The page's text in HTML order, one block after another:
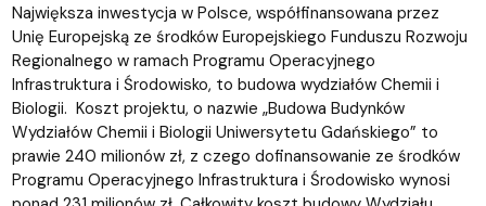
Największa inwestycja w Polsce, współfinansowana przez
Unię Europejską ze środków Europejskiego Funduszu Rozwoju
Regionalnego w ramach Programu Operacyjnego
Infrastruktura i Środowisko, to budowa wydziałów Chemii i
Biologii. Koszt projektu, o nazwie „Budowa Budynków
Wydziałów Chemii i Biologii Uniwersytetu Gdańskiego” to
prawie 240 milionów zł, z czego dofinansowanie ze środków
Programu Operacyjnego Infrastruktura i Środowisko wynosi